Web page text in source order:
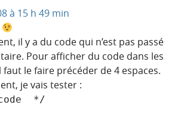
à 15 h 49 min
il y a du code qui n’est pas passé
Pour afficher du code dans les
le faire précéder de 4 espaces.
je vais tester :
*/